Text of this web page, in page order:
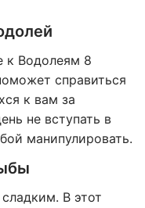
к Водолеям 8
справиться
к вам за
не вступать в
манипулировать.
В этот